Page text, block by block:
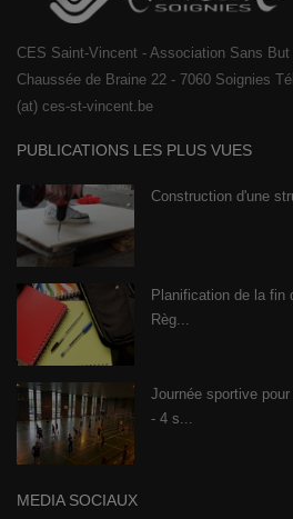
CES Saint-Vincent - Association Sans
Chaussée de Braine 22 - 7060 Soignies
(at) ces-st-vincent.be
PUBLICATIONS LES PLUS VUES
Construction d'une
Planification de la fin
Règ...
Journée sportive
- 4 s...
MEDIA SOCIAUX